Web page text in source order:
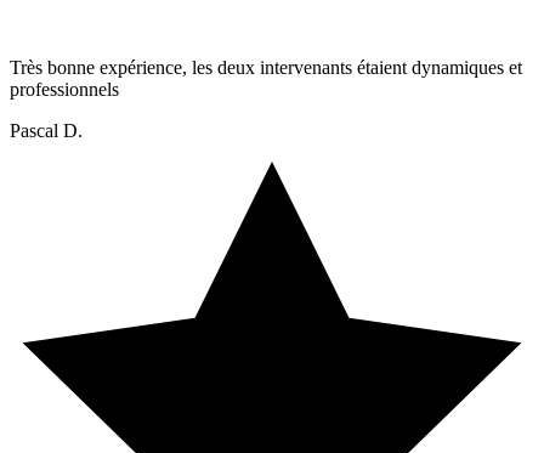
Très bonne expérience, les deux intervenants étaient dynamiques et
professionnels
Pascal D.